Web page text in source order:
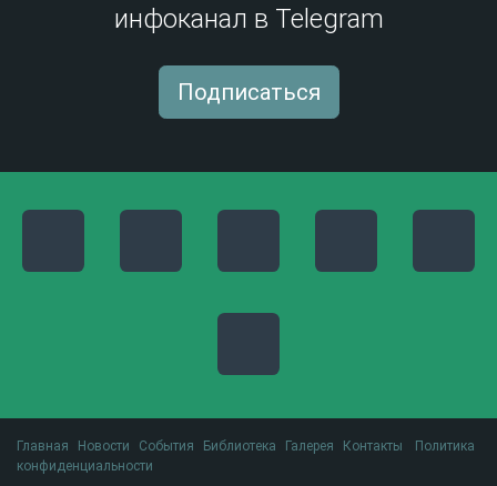
инфоканал в Telegram
Подписаться
Главная Новости События Библиотека Галерея Контакты
Политика
конфиденциальности